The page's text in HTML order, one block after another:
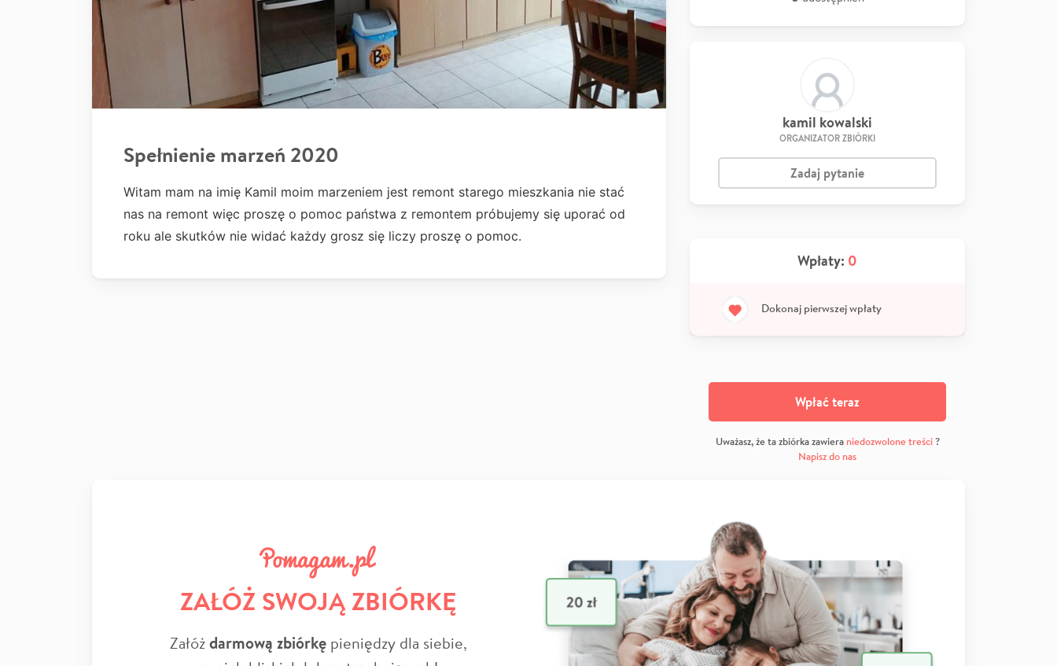
Spełnienie marzeń 2020
Witam mam na imię Kamil moim marzeniem jest remont starego mieszkania nie stać
nas na remont więc proszę o pomoc państwa z remontem próbujemy się uporać od
roku ale skutków nie widać każdy grosz się liczy proszę o pomoc.
kamil kowalski
ORGANIZATOR ZBIÓRKI
Zadaj pytanie
Wpłaty: 0
Dokonaj pierwszej wpłaty
Wpłać teraz
Uważasz, że ta zbiórka zawiera niedozwolone treści?
Napisz do nas
ZAŁÓŻ SWOJĄ ZBIÓRKĘ
Załóżdarmową zbiórkępieniędzy dla siebie,